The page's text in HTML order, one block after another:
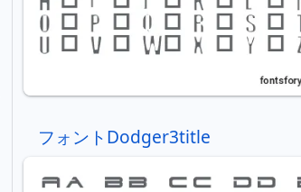
フォントDodger3title